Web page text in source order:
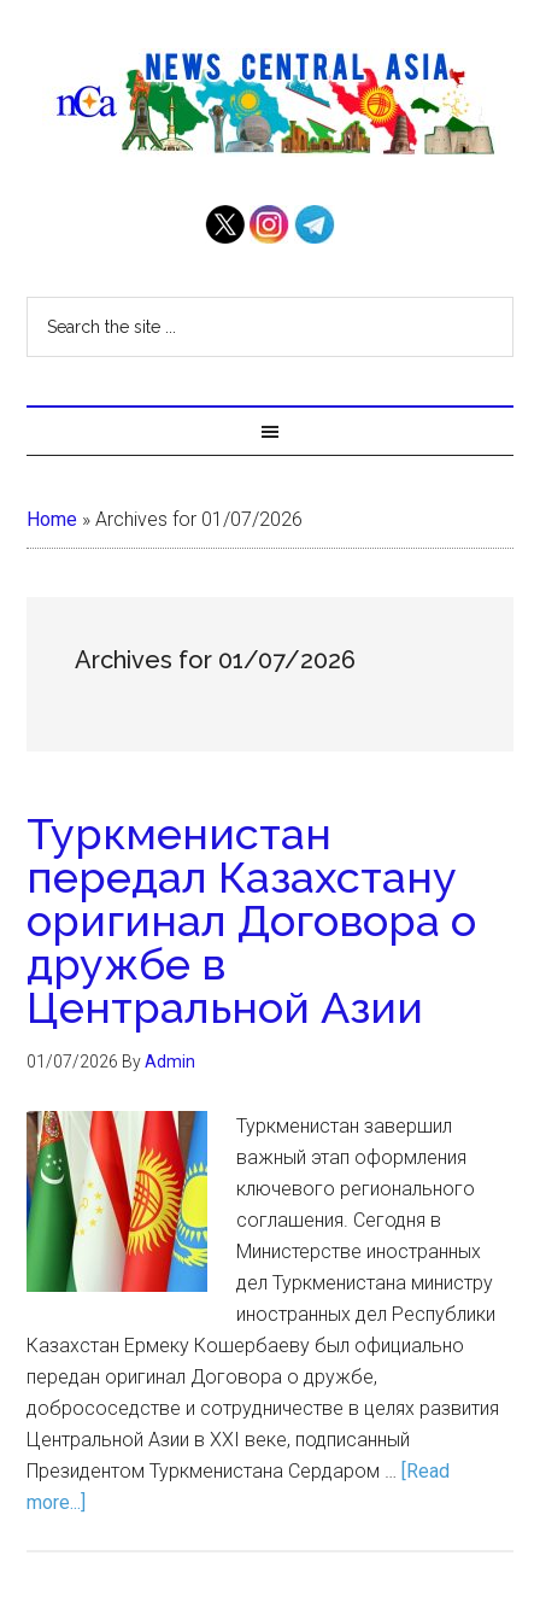
Home »Archives for 01/07/2026
Archives for 01/07/2026
Туркменистан
передал Казахстану
оригинал Договора о
дружбе в
Центральной Азии
01/07/2026 ByAdmin
Туркменистан завершил
важный этап оформления
ключевого регионального
соглашения. Сегодня в
Министерстве иностранных
дел Туркменистана министру
иностранных дел Республики
Казахстан Ермеку Кошербаеву был официально
передан оригинал Договора о дружбе,
добрососедстве и сотрудничестве в целях развития
Центральной Азии в XXI веке, подписанный
Президентом Туркменистана Сердаром … [Read
more...]